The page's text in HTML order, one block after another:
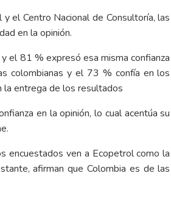
el Centro Nacional de Consultoría, las
en la opinión.
el 81 % expresó esa misma confianza
colombianas y el 73 % confía en los
la entrega de los resultados
en la opinión, lo cual acentúa su
encuestados ven a Ecopetrol como la
afirman que Colombia es de las